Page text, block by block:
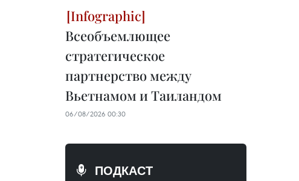
Всеобъемлющее
стратегическое
партнерство между
Вьетнамом и Таиландом
06/08/2026 00:30
ПОДКАСТ